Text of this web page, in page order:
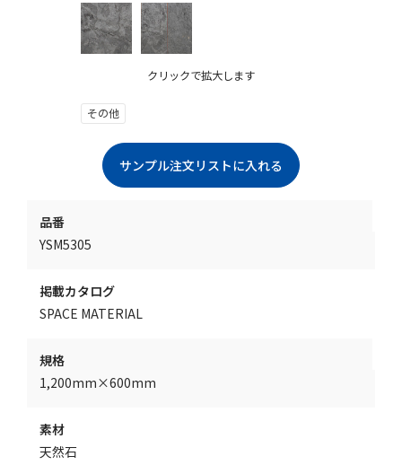
クリックで拡大します
その他
品番
YSM5305
掲載カタログ
SPACE MATERIAL
規格
1,200mm×600mm
素材
天然石